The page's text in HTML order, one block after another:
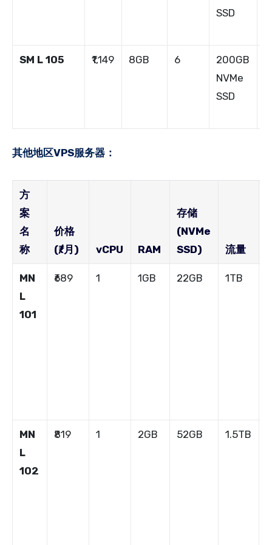
SSD
SM L 105 ₹1,149 8GB 6
200GB
NVMe
SSD
其他地区VPS服务器：
方
案
名
称
价格
(₹/月)
vCPU RAM
存储
(NVMe
SSD)
流量
MN
L
101
₹689 1 1GB 22GB 1TB
MN
L
102
₹819 1 2GB 52GB 1.5TB